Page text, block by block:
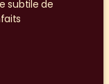
subtile de